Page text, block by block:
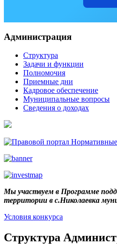
Администрация
Структура
Задачи и функции
Полномочия
Приемные дни
Кадровое обеспечение
Муниципальные вопросы
Сведения о доходах
Мы участвуем в Программе
территории в с.Николаевка
Условия конкурса
Структура